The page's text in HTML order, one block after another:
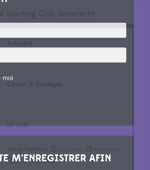
moi
M’ENREGISTRER AFIN
Le club
Staff & Direction